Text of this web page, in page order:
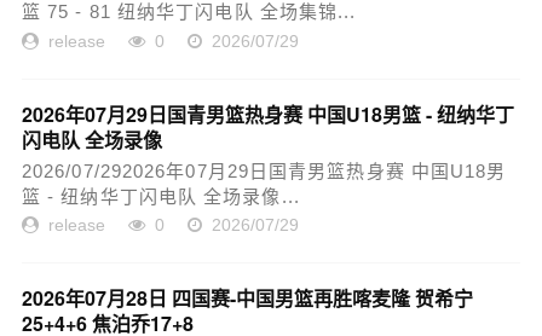
篮 75 - 81 纽纳华丁闪电队 全场集锦...
release 0 2026/07/29
2026年07月29日国青男篮热身赛 中国U18男篮 - 纽纳华丁
闪电队 全场录像
2026/07/292026年07月29日国青男篮热身赛 中国U18男
篮 - 纽纳华丁闪电队 全场录像...
release 0 2026/07/29
2026年07月28日 四国赛-中国男篮再胜喀麦隆 贺希宁
25+4+6 焦泊乔17+8